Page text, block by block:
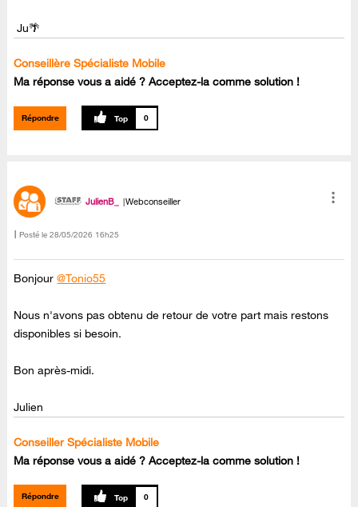
Ju🌴
Conseillère Spécialiste Mobile
Ma réponse vous a aidé ? Acceptez-la comme solution !
Répondre 0
JulienB_ Webconseiller
Posté le ‎28/05/2026 16h25
Bonjour@Tonio55
Nous n'avons pas obtenu de retour de votre part mais restons
disponibles si besoin.
Bon après-midi.
Julien
Conseiller Spécialiste Mobile
Ma réponse vous a aidé ? Acceptez-la comme solution !
Répondre 0